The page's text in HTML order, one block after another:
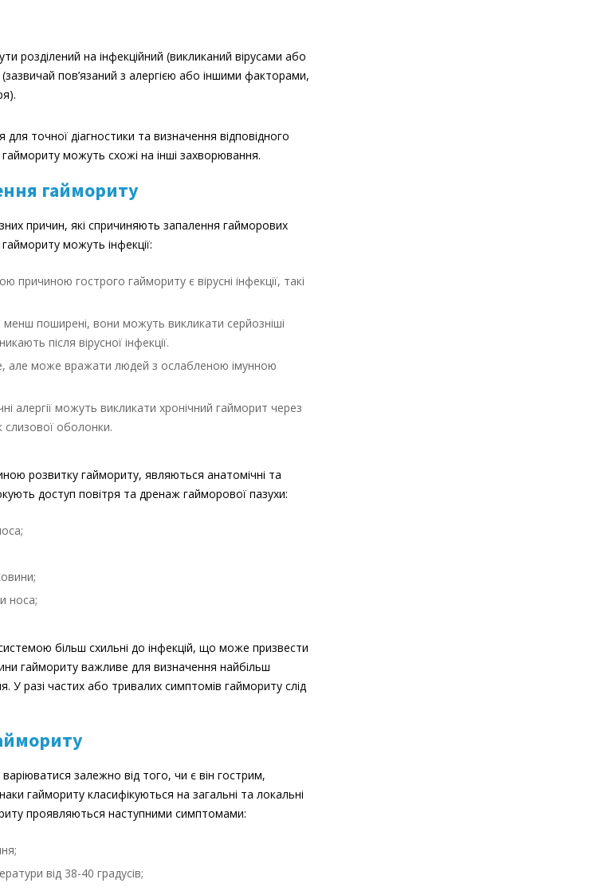
розділений на інфекційний (викликаний вірусами або
пов’язаний з алергією або іншими факторами,
точної діагностики та визначення відповідного
можуть схожі на інші захворювання.
гаймориту
причин, які спричиняють запалення гайморових
можуть інфекції:
причиною гострого гаймориту є вірусні інфекції, такі
менш поширені, вони можуть викликати серйозніші
після вірусної інфекції.
але може вражати людей з ослабленою імунною
алергії можуть викликати хронічний гайморит через
слизової оболонки.
розвитку гаймориту, являються анатомічні та
доступ повітря та дренаж гайморової пазухи:
носа;
більш схильні до інфекцій, що може призвести
гаймориту важливе для визначення найбільш
У разі частих або тривалих симптомів гаймориту слід
залежно від того, чи є він гострим,
гаймориту класифікуються на загальні та локальні
проявляються наступними симптомами:
від 38-40 градусів;